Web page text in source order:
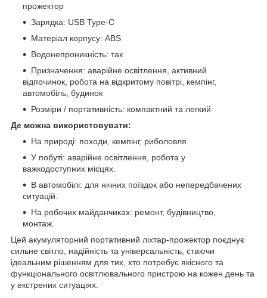
прожектор
Зарядка: USB Type-C
Матеріал корпусу: ABS
Водонепроникність: так
Призначення: аварійне освітлення, активний
відпочинок, робота на відкритому повітрі, кемпінг,
автомобіль, будинок
Розміри / портативність: компактний та легкий
Де можна використовувати:
На природі: походи, кемпінг, риболовля.
У побуті: аварійне освітлення, робота у
важкодоступних місцях.
В автомобілі: для нічних поїздок або непередбачених
ситуацій.
На робочих майданчиках: ремонт, будівництво,
монтаж.
Цей акумуляторний портативний ліхтар-прожектор поєднує
сильне світло, надійність та універсальність, стаючи
ідеальним рішенням для тих, хто потребує якісного та
функціонального освітлювального пристрою на кожен день та
у екстрених ситуаціях.